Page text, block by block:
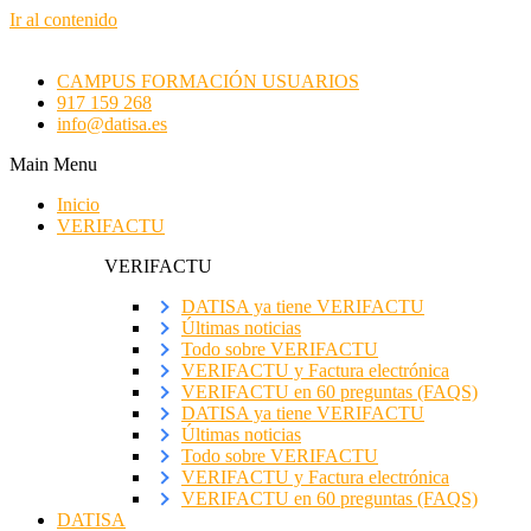
Ir al contenido
CAMPUS FORMACIÓN USUARIOS
917 159 268
info@datisa.es
Main Menu
Inicio
VERIFACTU
VERIFACTU
DATISA ya tiene VERIFACTU
Últimas noticias
Todo sobre VERIFACTU
VERIFACTU y Factura electrónica
VERIFACTU en 60 preguntas (FAQS)
DATISA ya tiene VERIFACTU
Últimas noticias
Todo sobre VERIFACTU
VERIFACTU y Factura electrónica
VERIFACTU en 60 preguntas (FAQS)
DATISA